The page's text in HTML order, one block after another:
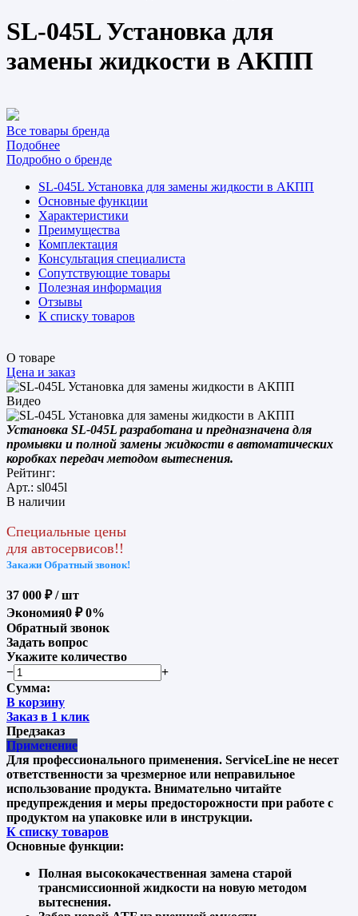
SL-045L Установка для
замены жидкости в АКПП
Все товары бренда
Подобнее
Подробно о бренде
SL-045L Установка для замены жидкости в АКПП
Основные функции
Характеристики
Преимущества
Комплектация
Консультация специалиста
Сопутствующие товары
Полезная информация
Отзывы
К списку товаров
О товаре
Цена и заказ
Видео
Установка SL-045L разработана и предназначена для
промывки и полной замены жидкости в автоматических
коробках передач методом вытеснения.
Рейтинг:
Арт.: sl045l
В наличии
Специальные цены
для автосервисов!!
Закажи Обратный звонок!
37 000 ₽/ шт
Экономия0 ₽0%
Обратный звонок
Задать вопрос
Укажите количество
−
+
Сумма:
В корзину
Заказ в 1 клик
Предзаказ
Применение
Для профессионального применения. ServiceLine не несет
ответственности за чрезмерное или неправильное
использование продукта. Внимательно читайте
предупреждения и меры предосторожности при работе с
продуктом на упаковке или в инструкции.
К списку товаров
Основные функции:
Полная высококачественная замена старой
трансмиссионной жидкости на новую методом
вытеснения.